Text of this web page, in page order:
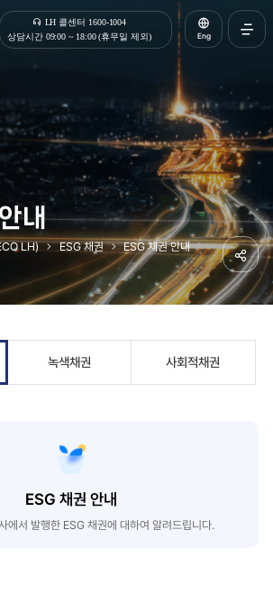
지주택공사
LH 콜센터 1600-1004
상담시간 09:00 ~ 18:00 (휴무일 제외)
Eng
열기
내
LH) ESG 채권 ESG 채권 안내
공유
녹색채권 사회적채권
ESG 채권 안내
에서 발행한 ESG 채권에 대하여 알려드립니다.